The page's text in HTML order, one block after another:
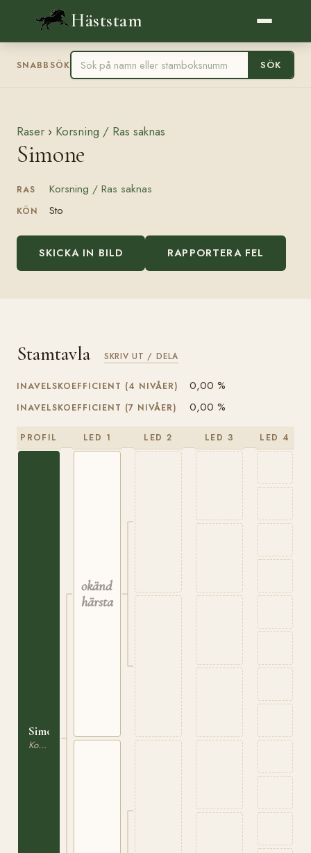
Häststam
SNABBSÖK SÖK
Raser › Korsning / Ras saknas
Simone
RAS Korsning / Ras saknas
KÖN Sto
SKICKA IN BILD RAPPORTERA FEL
Stamtavla SKRIV UT / DELA
INAVELSKOEFFICIENT (4 NIVÅER) 0,00 %
INAVELSKOEFFICIENT (7 NIVÅER) 0,00 %
PROFIL
Simone
Korsning / Ras saknas
LED 1
okänd
härstamning
LED 2 LED 3 LED 4